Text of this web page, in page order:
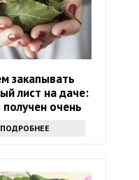
закапывать
лист на даче:
получен очень
результат
ПОДРОБНЕЕ